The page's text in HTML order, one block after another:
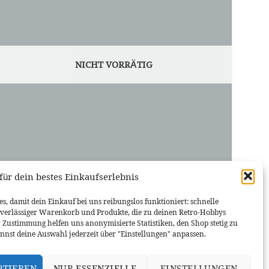
dein bestes Einkaufserlebnis
damit dein Einkauf bei uns reibungslos funktioniert: schnelle
Warenkorb und Produkte, die zu deinen Retro-Hobbys
Zustimmung helfen uns anonymisierte Statistiken, den Shop stetig zu
deine Auswahl jederzeit über "Einstellungen" anpassen.
NICHT VORRÄTIG
HONDA
Hot Wheels ’88 Honda CR-X
4,99€
WEITERLESEN